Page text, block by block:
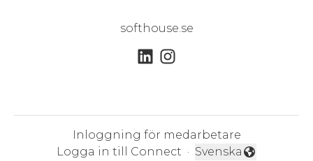
softhouse.se
Inloggning för medarbetare
Logga in till Connect · Svenska